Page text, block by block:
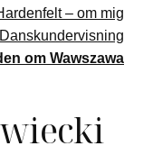
– om mig
Danskundervisning
om Wawszawa